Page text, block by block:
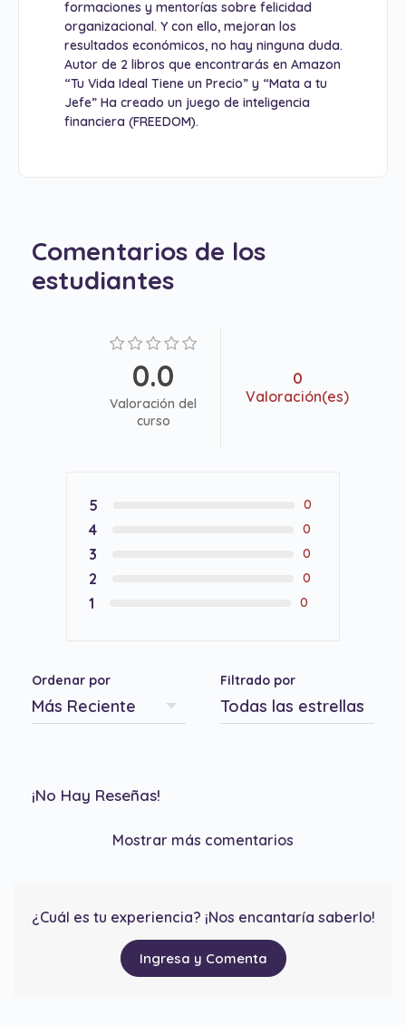
formaciones y mentorías sobre felicidad
organizacional. Y con ello, mejoran los
resultados económicos, no hay ninguna duda.
Autor de 2 libros que encontrarás en Amazon
“Tu Vida Ideal Tiene un Precio” y “Mata a tu
Jefe” Ha creado un juego de inteligencia
financiera (FREEDOM).
Comentarios de los
estudiantes
0.0
Valoración del
curso
0
Valoración(es)
5 0
4 0
3 0
2 0
1 0
Ordenar por Filtrado por
¡No Hay Reseñas!
Mostrar más comentarios
¿Cuál es tu experiencia? ¡Nos encantaría saberlo!
Ingresa y Comenta